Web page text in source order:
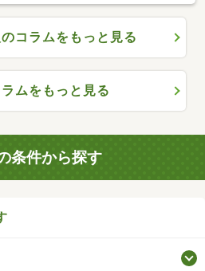
コラムをもっと見る
ムをもっと見る
条件から探す